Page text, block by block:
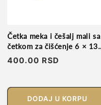
Četka meka i češalj mali sa
četkom za čišćenje 6 × 13
cm
Regularna
400.00 RSD
DODAJ U KORPU